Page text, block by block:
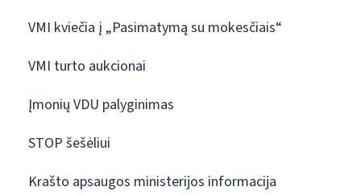
VMI kviečia į „Pasimatymą su mokesčiais“
VMI turto aukcionai
Įmonių VDU palyginimas
STOP šešėliui
Krašto apsaugos ministerijos informacija